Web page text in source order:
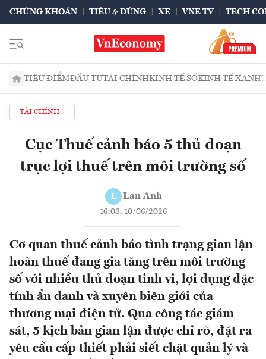
CHỨNG KHOÁN TIÊU & DÙNG XE VNE TV TECH
TIÊU ĐIỂMĐẦU TƯTÀI CHÍNHKINH TẾ SỐKINH TẾ XANH
TÀI CHÍNH
Cục Thuế cảnh báo 5 thủ đoạn
trục lợi thuế trên môi trường số
L Lan Anh
16:03, 10/06/2026
Cơ quan thuế cảnh báo tình trạng gian lận
hoàn thuế đang gia tăng trên môi trường
số với nhiều thủ đoạn tinh vi, lợi dụng đặc
tính ẩn danh và xuyên biên giới của
thương mại điện tử. Qua công tác giám
sát, 5 kịch bản gian lận được chỉ rõ, đặt ra
yêu cầu cấp thiết phải siết chặt quản lý và